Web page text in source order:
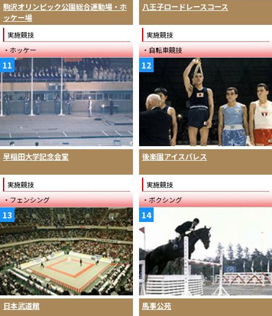
駒沢オリンピック公園総合運動場・ホ
ッケー場
実施競技
・ホッケー
八王子ロードレースコース
実施競技
・自転車競技
11
早稲田大学記念会堂
実施競技
・フェンシング
12
後楽園アイスパレス
実施競技
・ボクシング
13
日本武道館
14
馬事公苑